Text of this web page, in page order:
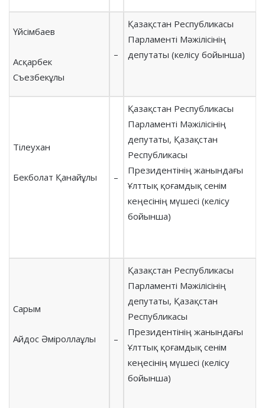
Үйсімбаев
Асқарбек
Съезбекұлы
–
Қазақстан Республикасы
Парламенті Мәжілісінің
депутаты (келісу бойынша)
Тілеухан
Бекболат Қанайұлы –
Қазақстан Республикасы
Парламенті Мәжілісінің
депутаты, Қазақстан
Республикасы
Президентінің жанындағы
Ұлттық қоғамдық сенім
кеңесінің мүшесі (келісу
бойынша)
Сарым
Айдос Әміроллаұлы –
Қазақстан Республикасы
Парламенті Мәжілісінің
депутаты, Қазақстан
Республикасы
Президентінің жанындағы
Ұлттық қоғамдық сенім
кеңесінің мүшесі (келісу
бойынша)